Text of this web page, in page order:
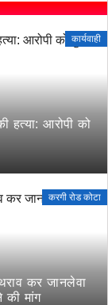
कार्यवाही
हत्या: आरोपी को
करगी रोड कोटा
कर जानलेवा
की मांग